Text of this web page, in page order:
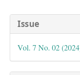
Issue
Vol. 7 No. 02